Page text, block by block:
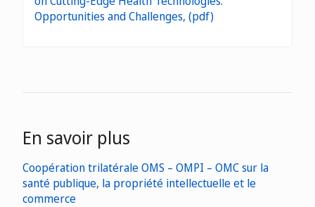
En savoir plus
Coopération trilatérale OMS – OMPI – OMC sur la
santé publique, la propriété intellectuelle et le
commerce